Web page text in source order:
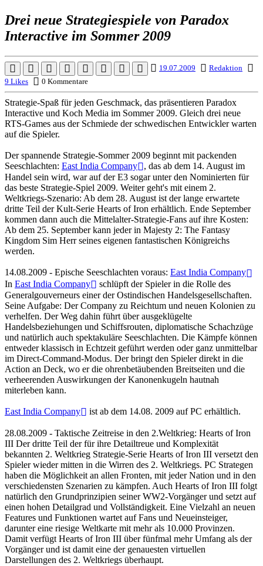
Drei neue Strategiespiele von Paradox
Interactive im Sommer 2009
19.07.2009
Redaktion
9 Likes
0 Kommentare
Strategie-Spaß für jeden Geschmack, das präsentieren Paradox
Interactive und Koch Media im Sommer 2009. Gleich drei neue
RTS-Games aus der Schmiede der schwedischen Entwickler warten
auf die Spieler.
Der spannende Strategie-Sommer 2009 beginnt mit packenden
Seeschlachten: East India Company
, das ab dem 14. August im
Handel sein wird, war auf der E3 sogar unter den Nominierten für
das beste Strategie-Spiel 2009. Weiter geht's mit einem 2.
Weltkriegs-Szenario: Ab dem 28. August ist der lange erwartete
dritte Teil der Kult-Serie Hearts of Iron erhältlich. Ende September
kommen dann auch die Mittelalter-Strategie-Fans auf ihre Kosten:
Ab dem 25. September kann jeder in Majesty 2: The Fantasy
Kingdom Sim Herr seines eigenen fantastischen Königreichs
werden.
14.08.2009 - Epische Seeschlachten voraus: East India Company
In East India Company
schlüpft der Spieler in die Rolle des
Generalgouverneurs einer der Ostindischen Handelsgesellschaften.
Seine Aufgabe: Der Company zu Reichtum und neuen Kolonien zu
verhelfen. Der Weg dahin führt über ausgeklügelte
Handelsbeziehungen und Schiffsrouten, diplomatische Schachzüge
und natürlich auch spektakuläre Seeschlachten. Die Kämpfe können
entweder klassisch in Echtzeit geführt werden oder ganz unmittelbar
im Direct-Command-Modus. Der bringt den Spieler direkt in die
Action an Deck, wo er die ohrenbetäubenden Breitseiten und die
verheerenden Auswirkungen der Kanonenkugeln hautnah
miterleben kann.
East India Company ist ab dem 14.08. 2009 auf PC erhältlich.
28.08.2009 - Taktische Zeitreise in den 2.Weltkrieg: Hearts of Iron
III Der dritte Teil der für ihre Detailtreue und Komplexität
bekannten 2. Weltkrieg Strategie-Serie Hearts of Iron III versetzt den
Spieler wieder mitten in die Wirren des 2. Weltkriegs. PC Strategen
haben die Möglichkeit an allen Fronten, mit jeder Nation und in den
verschiedensten Szenarien zu kämpfen. Auch Hearts of Iron III folgt
natürlich den Grundprinzipien seiner WW2-Vorgänger und setzt auf
einen hohen Detailgrad und Vollständigkeit. Eine Vielzahl an neuen
Features und Funktionen wartet auf Fans und Neueinsteiger,
darunter eine riesige Weltkarte mit mehr als 10.000 Provinzen.
Damit verfügt Hearts of Iron III über fünfmal mehr Umfang als der
Vorgänger und ist damit eine der genauesten virtuellen
Darstellungen des 2. Weltkriegs überhaupt.